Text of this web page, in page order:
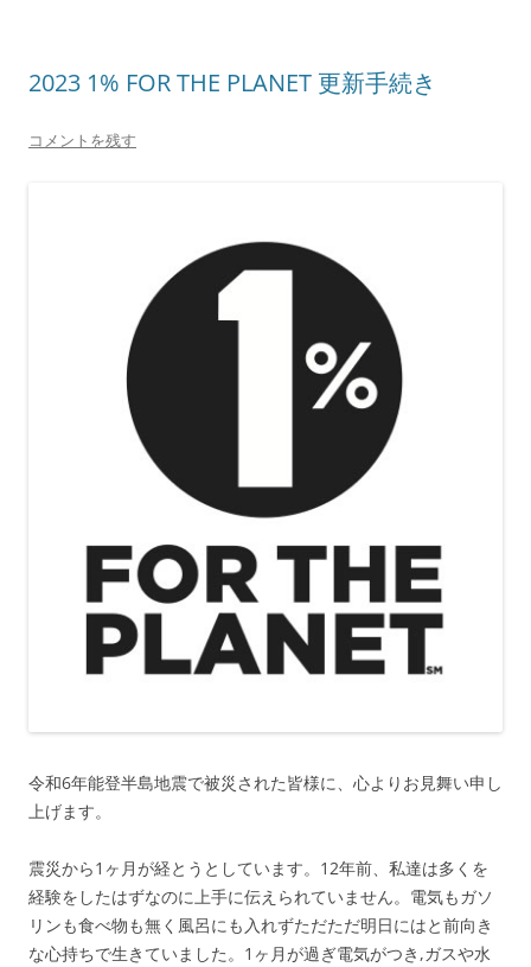
2023 1% FOR THE PLANET 更新手続き
コメントを残す
令和6年能登半島地震で被災された皆様に、心よりお見舞い申し
上げます。
震災から1ヶ月が経とうとしています。12年前、私達は多くを
経験をしたはずなのに上手に伝えられていません。電気もガソ
リンも食べ物も無く風呂にも入れずただただ明日にはと前向き
な心持ちで生きていました。1ヶ月が過ぎ電気がつき,ガスや水